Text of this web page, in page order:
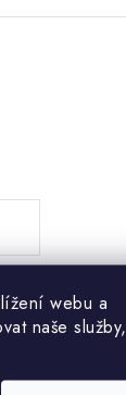
webu a
naše služby,